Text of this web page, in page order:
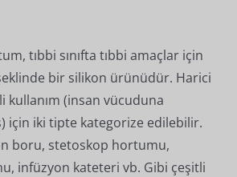
tıbbi sınıfta tıbbi amaçlar için
bir silikon ürünüdür. Harici
kullanım (insan vücuduna
için iki tipte kategorize edilebilir.
boru, stetoskop hortumu,
infüzyon kateteri vb. Gibi çeşitli